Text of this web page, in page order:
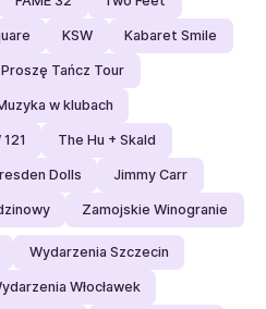
KSW Kabaret Smile
Proszę Tańcz Tour
w klubach
The Hu + Skald
Dolls Jimmy Carr
Zamojskie Winogranie
Wydarzenia Szczecin
Włocławek